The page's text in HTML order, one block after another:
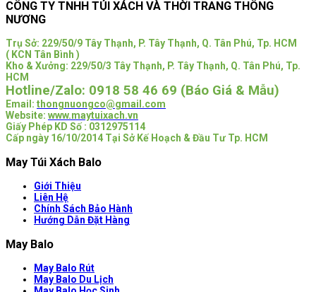
CÔNG TY TNHH TÚI XÁCH VÀ THỜI TRANG THÔNG
NƯƠNG
Trụ Sở: 229/50/9 Tây Thạnh, P. Tây Thạnh, Q. Tân Phú, Tp. HCM
( KCN Tân Bình )
Kho & Xưởng: 229/50/3 Tây Thạnh, P. Tây Thạnh, Q. Tân Phú, Tp.
HCM
Hotline/Zalo: 0918 58 46 69 (Báo Giá & Mẫu)
Email: thongnuongco@gmail.com
Website: www.maytuixach.vn
Giấy Phép KD Số : 0312975114
Cấp ngày 16/10/2014 Tại Sở Kế Hoạch & Đầu Tư Tp. HCM
May Túi Xách Balo
Giới Thiệu
Liên Hệ
Chính Sách Bảo Hành
Hướng Dẫn Đặt Hàng
May Balo
May Balo Rút
May Balo Du Lịch